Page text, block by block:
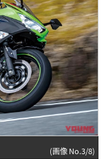
(画像 No.3/8)